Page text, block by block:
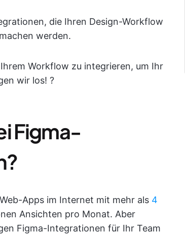
die Ihren Design-Workflow
werden.
Workflow zu integrieren, um Ihr
wir los! ?
Figma-
Apps im Internet mit mehr als 4
Ansichten pro Monat. Aber
Figma-Integrationen für Ihr Team